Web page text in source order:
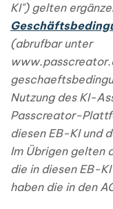
KI") gelten
(abrufbar unter
Nutzung des KI-
Passcreator-
diesen EB-KI und
Im Übrigen gelten
die in diesen EB-
haben die in den